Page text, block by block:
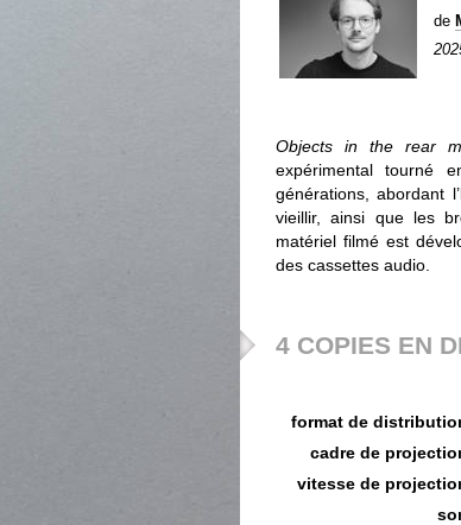
de
Objects in the rear
expérimental tourné
générations, abordant
vieillir, ainsi que les
matériel filmé est
des cassettes audio.
4 COPIES EN
format de
cadre de
vitesse de